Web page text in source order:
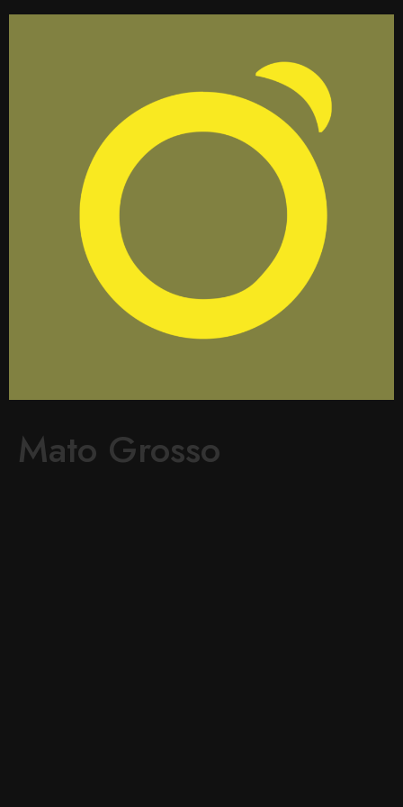
Mato Grosso